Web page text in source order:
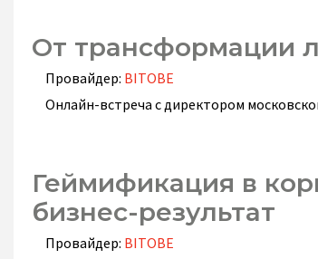
От трансформации
Провайдер: BITOBE
Онлайн-встреча с директором
Геймификация в
бизнес-результат
Провайдер: BITOBE